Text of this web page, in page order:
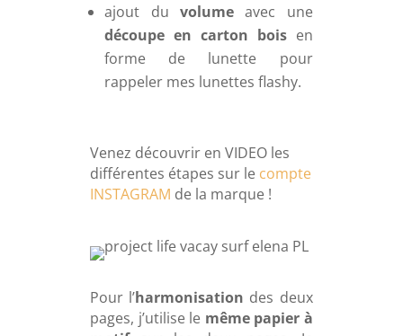
ajout du volumeavec une
découpe en carton boisen
forme de lunette pour
rappeler mes lunettes flashy.
Venez découvrir en VIDEO les
différentes étapes sur le compte
INSTAGRAM de la marque !
Pour l’harmonisation des deux
pages, j’utilise le même papier à